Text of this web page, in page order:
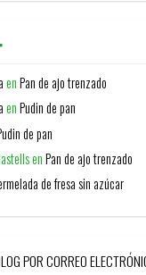
enPan de ajo trenzado
enPudin de pan
de pan
enPan de ajo trenzado
de fresa sin azúcar
POR CORREO